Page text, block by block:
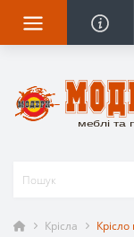
Крісла Крісло